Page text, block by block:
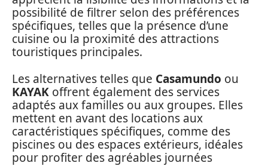
possibilité de filtrer selon des préférences
spécifiques, telles que la présence d’une
cuisine ou la proximité des attractions
touristiques principales.
Les alternatives telles que Casamundo ou
KAYAK offrent également des services
adaptés aux familles ou aux groupes. Elles
mettent en avant des locations aux
caractéristiques spécifiques, comme des
piscines ou des espaces extérieurs, idéales
pour profiter des agréables journées